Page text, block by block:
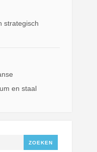
strategisch
en staal